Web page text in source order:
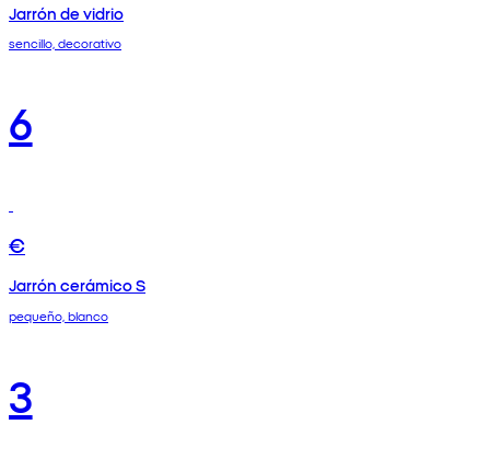
Jarrón de vidrio
sencillo, decorativo
6
€
Jarrón cerámico S
pequeño, blanco
3